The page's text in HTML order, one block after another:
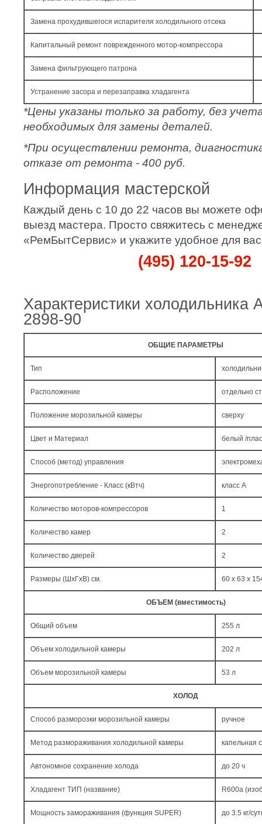
Замена прохудившегося испарителя холодильного отсека
Капитальный ремонт поврежденного мотор-компрессора
Замена фильтрующего патрона
Устранение засора и перезаправка хладагента
*Цены указаны только за работу, без
необходимых для замены деталей.
*При осуществлении ремонта,
отказе от ремонта - 400 руб.
Информация мастерской
Каждый день с 10 до 22 часов вы можете
выезд мастера. Просто свяжитесь с
«РемБытСервис» и укажите удобное для
(495) 120-15-92
Характеристики холодильника
2898-90
ОБЩИЕ ПАРАМЕТРЫ
Тип
Расположение отдельно
Положение морозильной камеры сверху
Цвет и Материал белый /
Способ (метод) управления
Энергопотребление - Класс (кВтч) класс A
Количество моторов-компрессоров 1
Количество камер 2
Количество дверей 2
Размеры (ШxГxВ) см. 60 x 63 x
ОБЪЕМ (вместимость)
Общий объем 255 л
Объем холодильной камеры 202 л
Объем морозильной камеры 53 л
ХОЛОД
Способ разморозки морозильной камеры ручное
Метод размораживания холодильной камеры капельная
Автономное сохранение холода до 20 ч
Хладагент ТИП (название) R600a
Мощность замораживания (функция SUPER) до 3.5 кг/